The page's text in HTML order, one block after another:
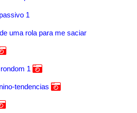
1
uma rola para me saciar
1
tendencias